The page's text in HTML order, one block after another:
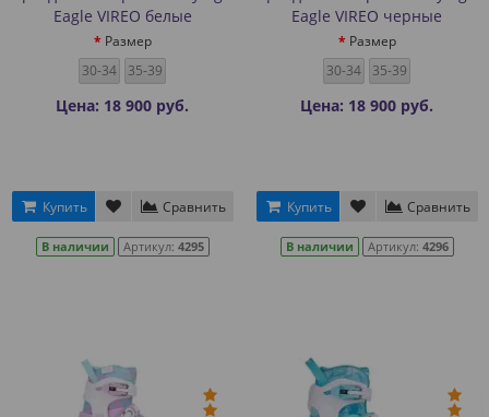
Eagle VIREO белые
Размер
30-34
35-39
Цена: 18 900 руб.
Купить Сравнить
В наличии Артикул: 4295
Eagle VIREO черные
Размер
30-34
35-39
Цена: 18 900 руб.
Купить Сравнить
В наличии Артикул: 4296